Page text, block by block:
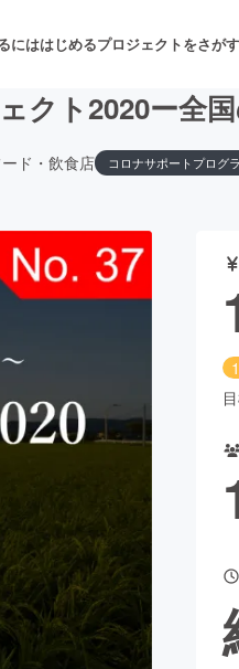
にははじめるプロジェクトをさがす
舞台・パフォー
ビューティー・
GoodCAMPFIRE Creation
と納税machi-ya
クト2020ー全
ド・飲食店 コロナサポートプログ